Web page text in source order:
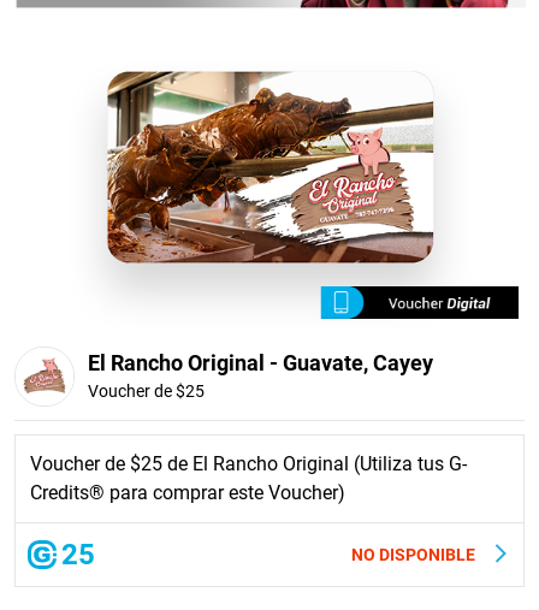
El Rancho Original - Guavate, Cayey
Voucher de $25
Voucher de $25 de El Rancho Original (Utiliza tus G-
Credits® para comprar este Voucher)
25 NO DISPONIBLE